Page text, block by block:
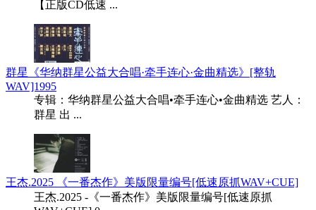
【正版CD低速 ...
群星《华纳群星公益大合唱·牵手连心·金曲精选》[整轨
WAV]1995
专辑：华纳群星公益大合唱•牵手连心•金曲精选 艺人：
群星 出 ...
王杰.2025 《一番杰作》美版限量编号[低速原抓WAV+CUE]
王杰.2025 -《一番杰作》美版限量编号[低速原抓